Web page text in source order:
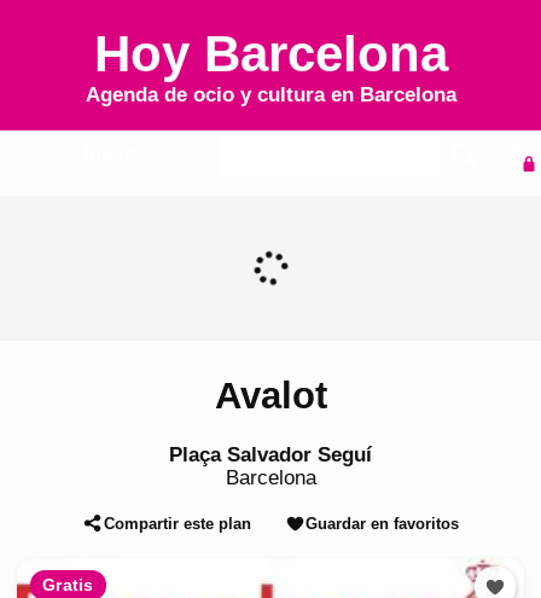
Hoy Barcelona
Agenda de ocio y cultura en Barcelona
Avalot
Plaça Salvador Seguí
Barcelona
Compartir este plan Guardar en favoritos
Gratis